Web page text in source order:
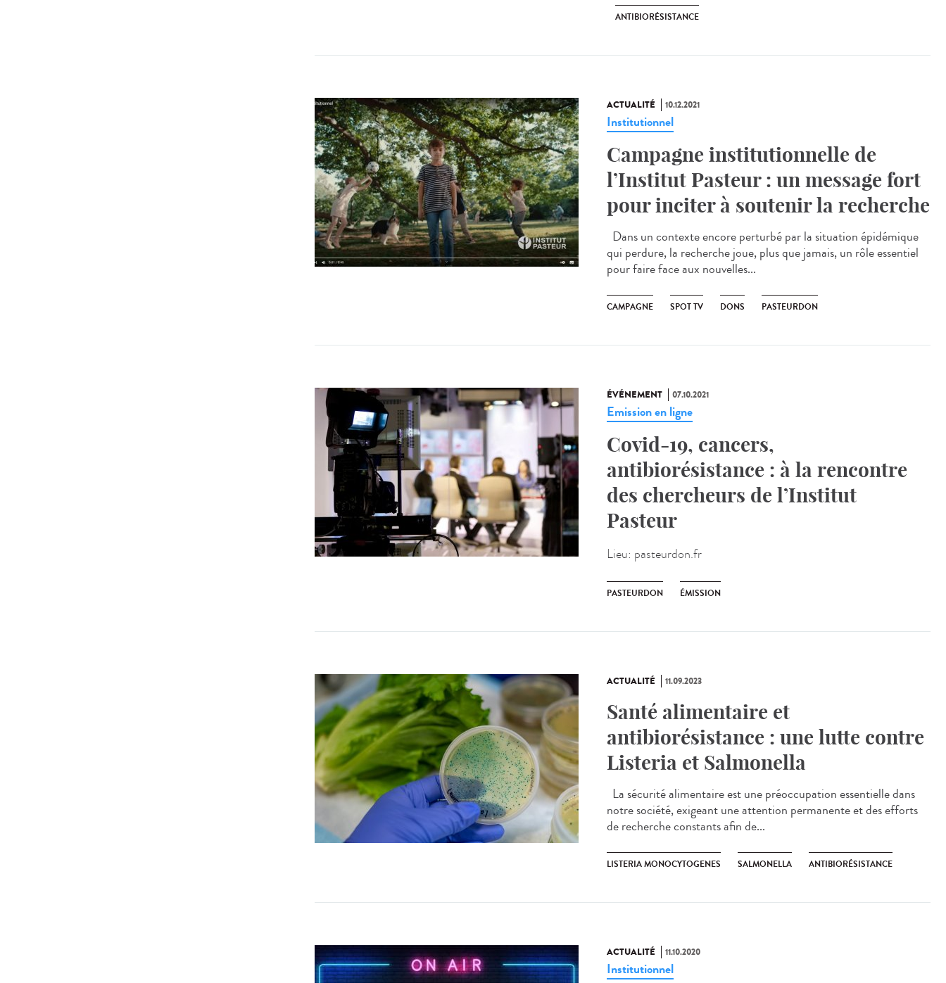
ANTIBIORÉSISTANCE
ACTUALITÉ 10.12.2021
Institutionnel
Campagne institutionnelle de
l’Institut Pasteur : un message fort
pour inciter à soutenir la recherche
Dans un contexte encore perturbé par la situation épidémique
qui perdure, la recherche joue, plus que jamais, un rôle essentiel
pour faire face aux nouvelles...
CAMPAGNE SPOT TV DONS PASTEURDON
ÉVÉNEMENT 07.10.2021
Emission en ligne
Covid-19, cancers,
antibiorésistance : à la rencontre
des chercheurs de l’Institut
Pasteur
Lieu: pasteurdon.fr
PASTEURDON ÉMISSION
ACTUALITÉ 11.09.2023
Santé alimentaire et
antibiorésistance : une lutte contre
Listeria et Salmonella
La sécurité alimentaire est une préoccupation essentielle dans
notre société, exigeant une attention permanente et des efforts
de recherche constants afin de...
LISTERIA MONOCYTOGENES SALMONELLA ANTIBIORÉSISTANCE
ACTUALITÉ 11.10.2020
Institutionnel